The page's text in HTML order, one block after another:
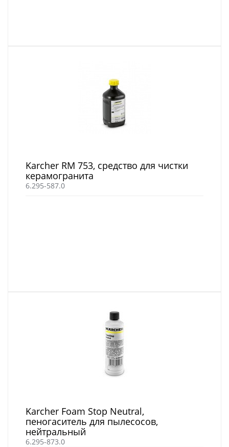
Karcher RM 753, средство для чистки
керамогранита
6.295-587.0
Karcher Foam Stop Neutral,
пеногаситель для пылесосов,
нейтральный
6.295-873.0